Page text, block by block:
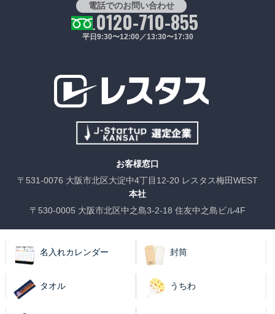
電話でのお問い合わせ
0120-710-855
平日9:30〜12:00／13:30〜17:30
お客様窓口
〒531-0076 大阪市北区大淀中4丁目12-20 レスタス梅田WEST
本社
〒530-0005 大阪市北区中之島3-2-18 住友中之島ビル4F
名入れカレンダー 封筒
タオル うちわ